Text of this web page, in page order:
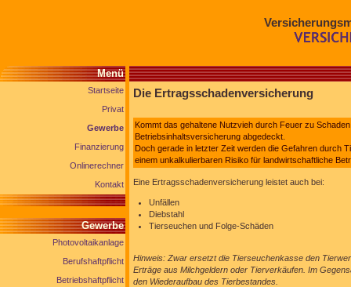
Menü
Startseite
Privat
Gewerbe
Finanzierung
Onlinerechner
Kontakt
Gewerbe
Photovoltaikanlage
Berufshaftpflicht
Betriebshaftpflicht
Die Ertragsschadenversicherung
Kommt das gehaltene Nutzvieh durch Feuer zu
Betriebsinhaltsversicherung abgedeckt.
Doch gerade in letzter Zeit werden die Gefahren durch
einem unkalkulierbaren Risiko für landwirtschaftliche
Eine Ertragsschadenversicherung leistet auch bei:
Unfällen
Diebstahl
Tierseuchen und Folge-Schäden
Hinweis: Zwar ersetzt die Tierseuchenkasse den
Erträge aus Milchgeldern oder Tierverkäufen. Im
den Wiederaufbau des Tierbestandes.